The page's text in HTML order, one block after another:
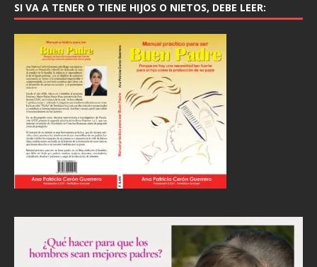
SI VA A TENER O TIENE HIJOS O NIETOS, DEBE LEER: